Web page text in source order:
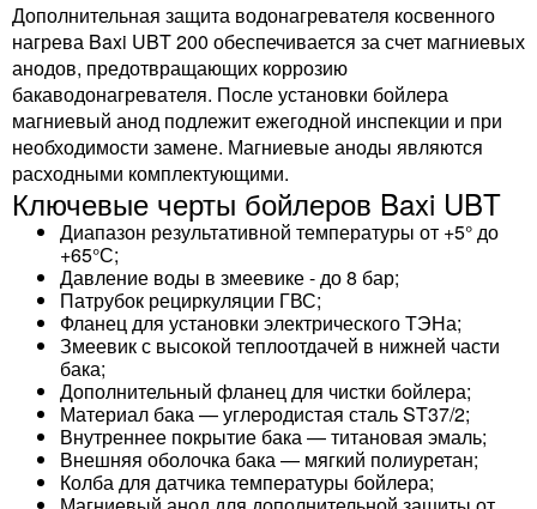
Дополнительная защита водонагревателя косвенного
нагрева Baxi UBT 200 обеспечивается за счет магниевых
анодов, предотвращающих коррозию
бакаводонагревателя. После установки бойлера
магниевый анод подлежит ежегодной инспекции и при
необходимости замене. Магниевые аноды являются
расходными комплектующими.
Ключевые черты бойлеров Baxi UBT
Диапазон результативной температуры от +5° до
+65°С;
Давление воды в змеевике - до 8 бар;
Патрубок рециркуляции ГВС;
Фланец для установки электрического ТЭНа;
Змеевик с высокой теплоотдачей в нижней части
бака;
Дополнительный фланец для чистки бойлера;
Материал бака — углеродистая сталь ST37/2;
Внутреннее покрытие бака — титановая эмаль;
Внешняя оболочка бака — мягкий полиуретан;
Колба для датчика температуры бойлера;